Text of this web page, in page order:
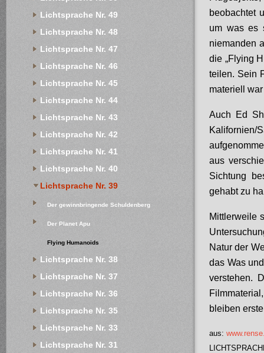
beobachtet
um was es
niemanden
die „Flying
teilen. Sein
materiell
Auch Ed
aus
Sichtung
gehabt zu
Mittlerweile
Natur der
das Was
verstehen.
bleiben
aus:
Lichtsprache Nr. 49
Lichtsprache Nr. 48
Lichtsprache Nr. 47
Lichtsprache Nr. 46
Lichtsprache Nr. 45
Lichtsprache Nr. 44
Lichtsprache Nr. 43
Lichtsprache Nr. 42
Lichtsprache Nr. 41
Lichtsprache Nr. 40
Lichtsprache Nr. 39
Der gewinnbringende Schuldenberg
Der Planet Apu
Flying Humanoids
Lichtsprache Nr. 38
Lichtsprache Nr. 37
Lichtsprache Nr. 36
Lichtsprache Nr. 35
Lichtsprache Nr. 33
Lichtsprache Nr. 31